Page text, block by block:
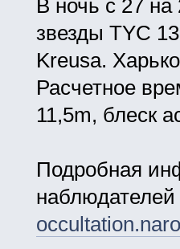
В ночь с 27 на
звезды TYC
Kreusa.
Расчетное
11,5m, блеск
Подробная